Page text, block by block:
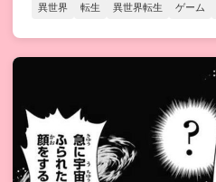
異世界 転生 異世界転生 ゲーム